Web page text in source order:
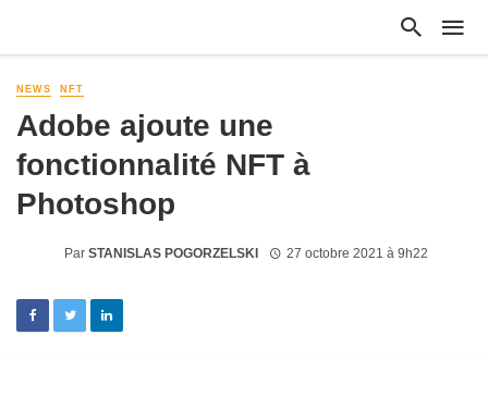
NEWS NFT
Adobe ajoute une
fonctionnalité NFT à
Photoshop
Par STANISLAS POGORZELSKI 27 octobre 2021 à 9h22